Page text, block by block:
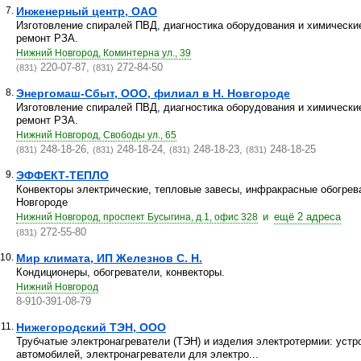
7. Инженерный центр, ОАО
Изготовление спиралей ПВД, диагностика оборудования и
ремонт РЗА.
Нижний Новгород, Коминтерна ул., 39
(831) 220-07-87, (831) 272-84-50
8. Энергомаш-Сбыт, ООО, филиал в Н. Новгороде
Изготовление спиралей ПВД, диагностика оборудования и
ремонт РЗА.
Нижний Новгород, Свободы ул., 65
(831) 248-18-26, (831) 248-18-24, (831) 248-18-23, (831) 248-18-25
9. ЭФФЕКТ-ТЕПЛО
Конвекторы электрические, тепловые завесы, инфракрасные
Новгороде
Нижний Новгород, проспект Бусыгина, д.1, офис 328 и ещё 2 адреса
(831) 272-55-80
10. Мир климата, ИП Железнов С. Н.
Кондиционеры, обогреватели, конвекторы.
Нижний Новгород
8-910-391-08-79
11. Нижегородский ТЭН, ООО
Трубчатые электронагреватели (ТЭН) и изделия электротермии:
автомобилей, электронагреватели для электро...